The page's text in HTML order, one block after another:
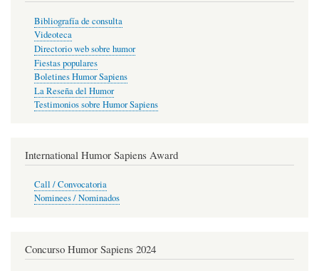
Bibliografía de consulta
Videoteca
Directorio web sobre humor
Fiestas populares
Boletines Humor Sapiens
La Reseña del Humor
Testimonios sobre Humor Sapiens
International Humor Sapiens Award
Call / Convocatoria
Nominees / Nominados
Concurso Humor Sapiens 2024